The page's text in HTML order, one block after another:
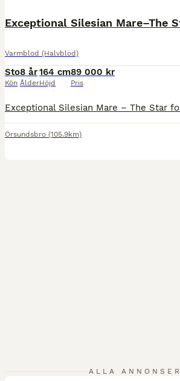
Varmblod (Halvblod)
Sto
Kön
8 år
Ålder
164 cm
Höjd
89 000 kr
Pris
Örsundsbro (105.9km)
ALLA ANNONSER